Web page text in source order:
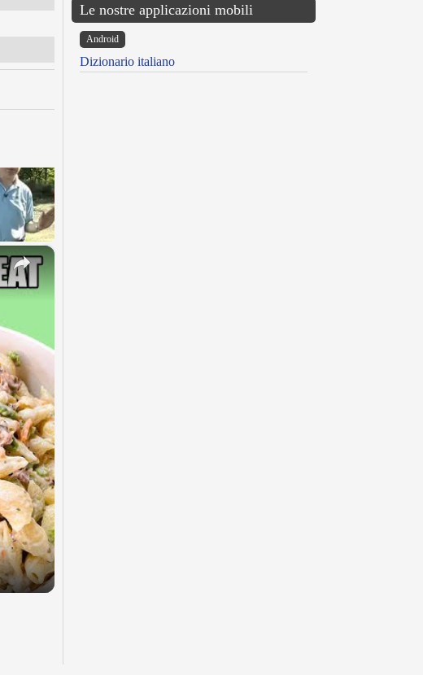
×
Le nostre applicazioni mobili
Android
Dizionario italiano